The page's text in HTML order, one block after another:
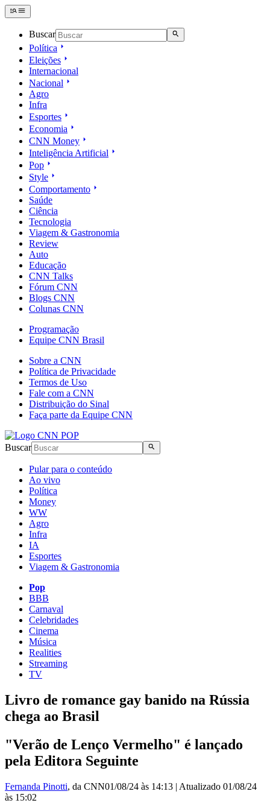
Buscar
Política
Eleições
Internacional
Nacional
Agro
Infra
Esportes
Economia
CNN Money
Inteligência Artificial
Pop
Style
Comportamento
Saúde
Ciência
Tecnologia
Viagem & Gastronomia
Review
Auto
Educação
CNN Talks
Fórum CNN
Blogs CNN
Colunas CNN
Programação
Equipe CNN Brasil
Sobre a CNN
Política de Privacidade
Termos de Uso
Fale com a CNN
Distribuição do Sinal
Faça parte da Equipe CNN
Buscar
Pular para o conteúdo
Ao vivo
Política
Money
WW
Agro
Infra
IA
Esportes
Viagem & Gastronomia
Pop
BBB
Carnaval
Celebridades
Cinema
Música
Realities
Streaming
TV
Livro de romance gay banido na Rússia
chega ao Brasil
"Verão de Lenço Vermelho" é lançado
pela Editora Seguinte
Fernanda Pinotti, da CNN01/08/24 às 14:13 | Atualizado 01/08/24
às 15:02